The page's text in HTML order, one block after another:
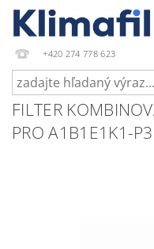
+420 274 778 623
FILTER
PRO A1B1E1K1-